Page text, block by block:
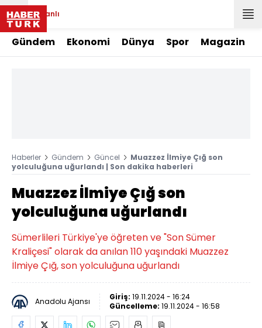
Canlı
Gündem Ekonomi Dünya Spor Magazin
Haberler Gündem Güncel
Muazzez İlmiye Çığ son
yolculuğuna uğurlandı | Son dakika haberleri
Muazzez İlmiye Çığ son
yolculuğuna uğurlandı
Sümerlileri Türkiye'ye öğreten ve "Son Sümer
Kraliçesi" olarak da anılan 110 yaşındaki Muazzez
İlmiye Çığ, son yolculuğuna uğurlandı
Anadolu Ajansı Giriş: 19.11.2024 - 16:24
Güncelleme: 19.11.2024 - 16:58